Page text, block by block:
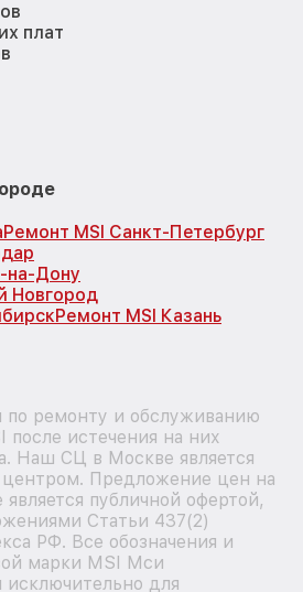
плат
Ремонт MSI Санкт-Петербург
на-Дону
Новгород
Ремонт MSI Казань
по ремонту и обслуживанию
истечения на них
Наш СЦ в Москве является
центром. Предложение цен на
публичной офертой,
Статьи 437(2)
РФ. Все обозначения и
марки MSI Мси
исключительно для